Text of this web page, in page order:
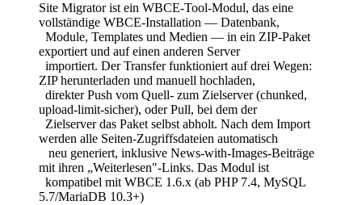
Site Migrator ist ein WBCE-Tool-Modul, das eine
vollständige WBCE-Installation — Datenbank,
Module, Templates und Medien — in ein ZIP-Paket
exportiert und auf einen anderen Server
importiert. Der Transfer funktioniert auf drei Wegen:
ZIP herunterladen und manuell hochladen,
direkter Push vom Quell- zum Zielserver (chunked,
upload-limit-sicher), oder Pull, bei dem der
Zielserver das Paket selbst abholt. Nach dem Import
werden alle Seiten-Zugriffsdateien automatisch
neu generiert, inklusive News-with-Images-Beiträge
mit ihren „Weiterlesen"-Links. Das Modul ist
kompatibel mit WBCE 1.6.x (ab PHP 7.4, MySQL
5.7/MariaDB 10.3+)